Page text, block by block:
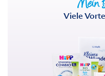
Viele